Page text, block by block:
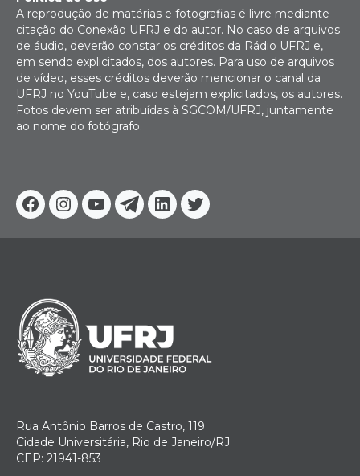
Facebook
Instagram
YoutubeTelegram
Linkedin
Twitter
A reprodução de matérias e fotografias é livre mediante
citação do Conexão UFRJ e do autor. No caso de arquivos
de áudio, deverão constar os créditos da Rádio UFRJ e,
em sendo explicitados, dos autores. Para uso de arquivos
de vídeo, esses créditos deverão mencionar o canal da
UFRJ no YouTube e, caso estejam explicitados, os autores.
Fotos devem ser atribuídas à SGCOM/UFRJ, juntamente
ao nome do fotógrafo.
Rua Antônio Barros de Castro, 119
Cidade Universitária, Rio de Janeiro/RJ
CEP: 21941-853